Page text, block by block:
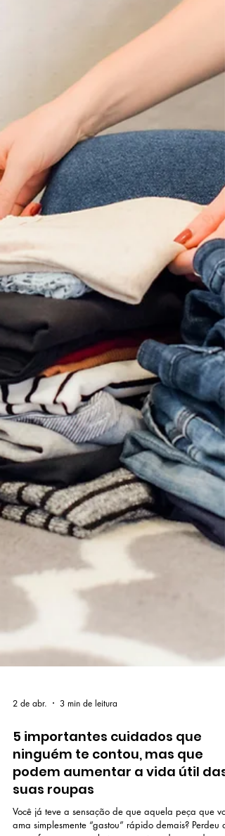
O Que Esperar da Moda
Masculina Para o Inverno 2026?
Faltam, em média, 70 dias para o inverno no Brasil —
e, com a mudança de estação se aproximando,
escolhemos este momento como o ideal para
que realmente vale a pena considerar no guarda-
roupa masculino para a temporada fria em 2026.
Desviando da ideia de seguir modismos, as
deste ano apontam para um caminho certo: um
com mais identidade pessoal traduzida em seu jeito
vestir, sofisticado e atento aos detalhes, sem abrir mão
do conforto e da prati